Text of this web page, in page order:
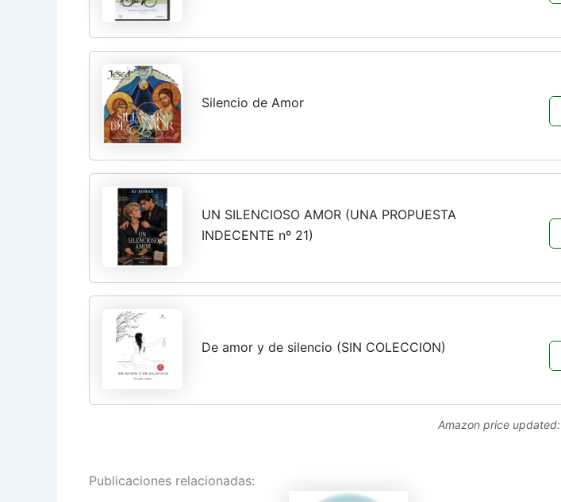
Silencio de Amor
UN SILENCIOSO AMOR (UNA PROPUESTA
INDECENTE nº 21)
De amor y de silencio (SIN COLECCION)
Amazon price updated:
Publicaciones relacionadas: